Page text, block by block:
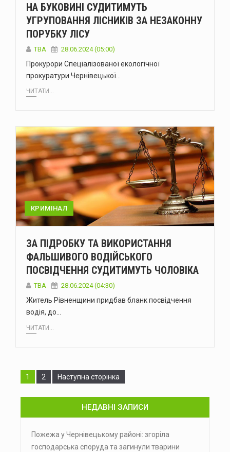
НА БУКОВИНІ СУДИТИМУТЬ
УГРУПОВАННЯ ЛІСНИКІВ ЗА НЕЗАКОННУ
ПОРУБКУ ЛІСУ
ТВА 28.06.2024 (05:00)
Прокурори Спеціалізованої екологічної
прокуратури Чернівецької…
ЧИТАТИ...
КРИМІНАЛ
ЗА ПІДРОБКУ ТА ВИКОРИСТАННЯ
ФАЛЬШИВОГО ВОДІЙСЬКОГО
ПОСВІДЧЕННЯ СУДИТИМУТЬ ЧОЛОВІКА
ТВА 28.06.2024 (04:30)
Житель Рівненщини придбав бланк посвідчення
водія, до…
ЧИТАТИ...
Сторінка
1 Сторінка
2 Наступна сторінка
НЕДАВНІ ЗАПИСИ
Пожежа у Чернівецькому районі: згоріла
господарська споруда та загинули тварини